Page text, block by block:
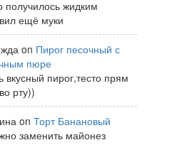
получилось жидким
ещё муки
on Пирог песочный с
пюре
вкусный пирог,тесто прям
рту))
on Торт Банановый
заменить майонез